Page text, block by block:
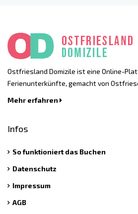
Ostfriesland Domizile ist eine Online-
Ferienunterkünfte, gemacht von
Mehr erfahren
Infos
So funktioniert das Buchen
Datenschutz
Impressum
AGB